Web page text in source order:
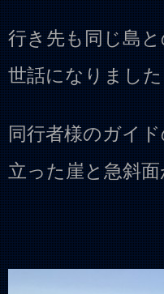
行き先も同じ島
世話になりまし
同行者様のガイ
立った崖と急斜